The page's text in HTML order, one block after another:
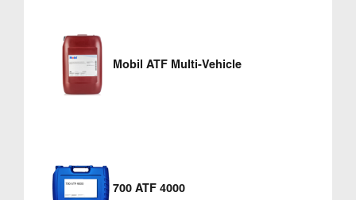
Mobil ATF Multi-Vehicle
700 ATF 4000